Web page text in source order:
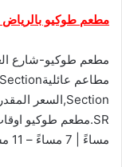
مطعم طوكيو بالرياض
مطعم طوكيو-شارع
Section,
SR.مطعم طوكيو اوقات المطعم:
مساءً | 7 مساءً – 11 مساءً.